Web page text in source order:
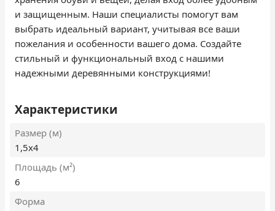
и защищенным. Наши специалисты помогут вам
выбрать идеальный вариант, учитывая все ваши
пожелания и особенности вашего дома. Создайте
стильный и функциональный вход с нашими
надежными деревянными конструкциями!
Характеристики
Размер (м)
1,5х4
Площадь (м²)
6
Форма